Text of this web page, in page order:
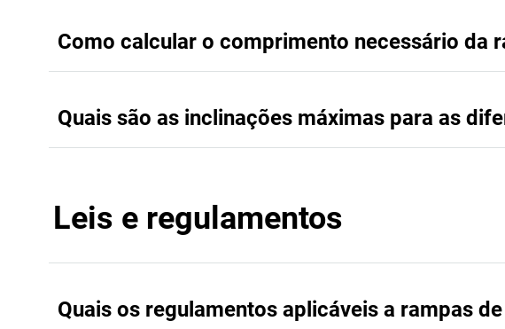
Como calcular o comprimento necessário da
Quais são as inclinações máximas para as
Leis e regulamentos
Quais os regulamentos aplicáveis a rampas